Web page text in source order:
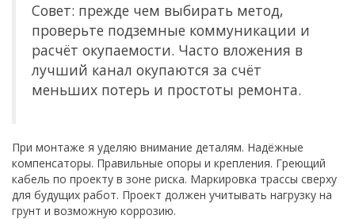
Совет: прежде чем выбирать метод,
проверьте подземные коммуникации и
расчёт окупаемости. Часто вложения в
лучший канал окупаются за счёт
меньших потерь и простоты ремонта.
При монтаже я уделяю внимание деталям. Надёжные
компенсаторы. Правильные опоры и крепления. Греющий
кабель по проекту в зоне риска. Маркировка трассы сверху
для будущих работ. Проект должен учитывать нагрузку на
грунт и возможную коррозию.